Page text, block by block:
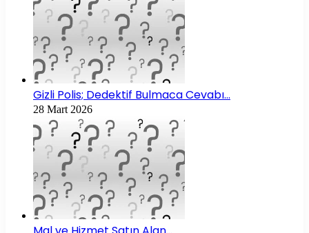
Gizli Polis; Dedektif Bulmaca Cevabı…
28 Mart 2026